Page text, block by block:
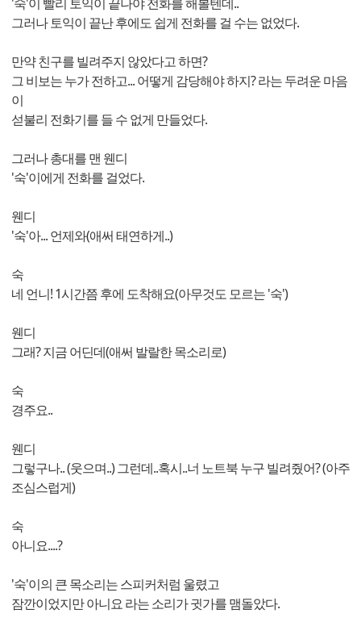
그러나 토익이 끝난 후에도 쉽게 전화를 걸 수는 없었다.
만약 친구를 빌려주지 않았다고 하면?
그 비보는 누가 전하고... 어떻게 감당해야 하지? 라는 두려운 마음
이
섣불리 전화기를 들 수 없게 만들었다.
그러나 총대를 맨 웬디
'숙'이에게 전화를 걸었다.
웬디
'숙'아... 언제와(애써 태연하게..)
숙
네 언니! 1시간쯤 후에 도착해요(아무것도 모르는 '숙')
웬디
그래? 지금 어딘데(애써 발랄한 목소리로)
숙
경주요..
웬디
그렇구나.. (웃으며..) 그런데..혹시..너 노트북 누구 빌려줬어? (아주
조심스럽게)
숙
아니요....?
'숙'이의 큰 목소리는 스피커처럼 울렸고
잠깐이었지만 아니요 라는 소리가 귓가를 맴돌았다.